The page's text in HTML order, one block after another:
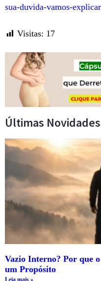
sua-duvida-vamos-
Visitas: 17
Últimas Novidades
Vazio Interno? Por que o
um Propósito
Leia mais »